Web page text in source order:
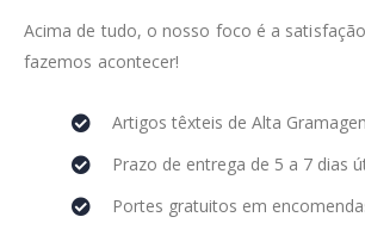
Acima de tudo, o nosso foco é a
fazemos acontecer!
Artigos têxteis de Alta
Prazo de entrega de 5 a 7 dias
Portes gratuitos em